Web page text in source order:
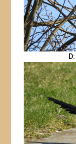
D: